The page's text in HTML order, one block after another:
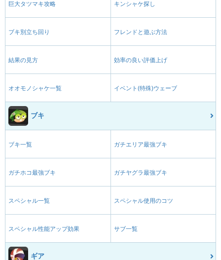
巨大タツマキ攻略 キンシャケ探し
ブキ別立ち回り フレンドと遊ぶ方法
結果の見方 効率の良い評価上げ
オオモノシャケ一覧 イベント(特殊)ウェーブ
ブキ
ブキ一覧 ガチエリア最強ブキ
ガチホコ最強ブキ ガチヤグラ最強ブキ
スペシャル一覧 スペシャル使用のコツ
スペシャル性能アップ効果 サブ一覧
ギア